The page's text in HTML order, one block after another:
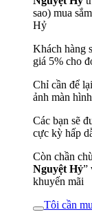
sao) mua
Hỷ
Khách hàng
giá 5% cho
Chỉ cần để
ảnh màn
Các bạn sẽ
cực kỳ hấp
Còn chần
Nguyệt Hỷ”
khuyến mãi
Tôi cần